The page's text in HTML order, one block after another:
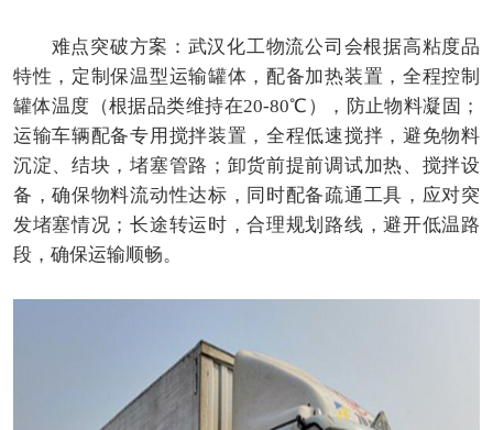
难点突破方案：武汉化工物流公司会根据高粘度品
特性，定制保温型运输罐体，配备加热装置，全程控制
罐体温度（根据品类维持在20-80℃），防止物料凝固；
运输车辆配备专用搅拌装置，全程低速搅拌，避免物料
沉淀、结块，堵塞管路；卸货前提前调试加热、搅拌设
备，确保物料流动性达标，同时配备疏通工具，应对突
发堵塞情况；长途转运时，合理规划路线，避开低温路
段，确保运输顺畅。